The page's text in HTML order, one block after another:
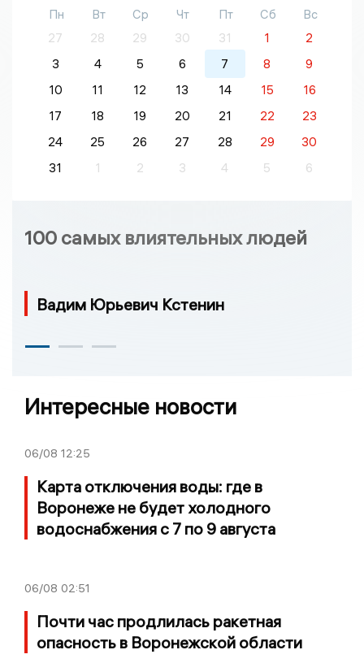
Пн Вт Ср Чт Пт Сб
Вс
27
28 29 30 31 1
2
3
4 5 6 7 8
9
10
11 12 13 14 15
16
17
18 19 20 21 22
23
24
25 26 27 28 29
30
31
1 2 3 4 5 6
100 самых влиятельных людей
Вадим Юрьевич Кстенин
Интересные новости
06/08 12:25
Карта отключения воды: где в
Воронеже не будет холодного
водоснабжения с 7 по 9 августа
06/08 02:51
Почти час продлилась ракетная
опасность в Воронежской области